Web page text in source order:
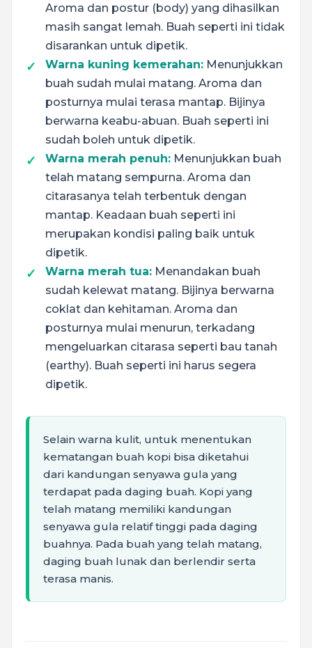
Aroma dan postur (body) yang dihasilkan
masih sangat lemah. Buah seperti ini tidak
disarankan untuk dipetik.
Warna kuning kemerahan: Menunjukkan
buah sudah mulai matang. Aroma dan
posturnya mulai terasa mantap. Bijinya
berwarna keabu-abuan. Buah seperti ini
sudah boleh untuk dipetik.
Warna merah penuh: Menunjukkan buah
telah matang sempurna. Aroma dan
citarasanya telah terbentuk dengan
mantap. Keadaan buah seperti ini
merupakan kondisi paling baik untuk
dipetik.
Warna merah tua: Menandakan buah
sudah kelewat matang. Bijinya berwarna
coklat dan kehitaman. Aroma dan
posturnya mulai menurun, terkadang
mengeluarkan citarasa seperti bau tanah
(earthy). Buah seperti ini harus segera
dipetik.
Selain warna kulit, untuk menentukan
kematangan buah kopi bisa diketahui
dari kandungan senyawa gula yang
terdapat pada daging buah. Kopi yang
telah matang memiliki kandungan
senyawa gula relatif tinggi pada daging
buahnya. Pada buah yang telah matang,
daging buah lunak dan berlendir serta
terasa manis.